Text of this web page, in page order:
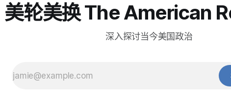
美轮美换 The American
深入探讨当今美国政治